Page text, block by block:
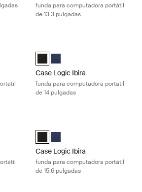
funda para computadora portátil
de 13,3 pulgadas
Sleeve Negro
Sleeve Azul vestido (selected)
Case Logic Ibira Laptop Sleeve
Case Logic Ibira Laptop
Case Logic Ibira
funda para computadora portátil
de 14 pulgadas
Sleeve Negro
Sleeve Azul vestido (selected)
Case Logic Ibira Laptop Sleeve
Case Logic Ibira Laptop
Case Logic Ibira
funda para computadora portátil
de 15,6 pulgadas